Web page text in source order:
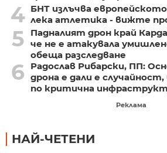
4 БНТ излъчва
лека атлетика - вижте
5
Падналият дрон край
че не е атакувала
обеща разследване
6
Радослав Рибарски, ПП:
дрона е дали е
по критична
Реклама
НАЙ-ЧЕТЕНИ